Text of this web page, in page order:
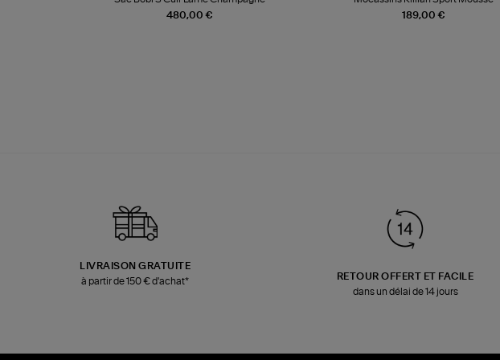
480,00 €
189,00 €
LIVRAISON GRATUITE
à partir de 150 € d'achat*
RETOUR OFFERT ET FACILE
dans un délai de 14 jours